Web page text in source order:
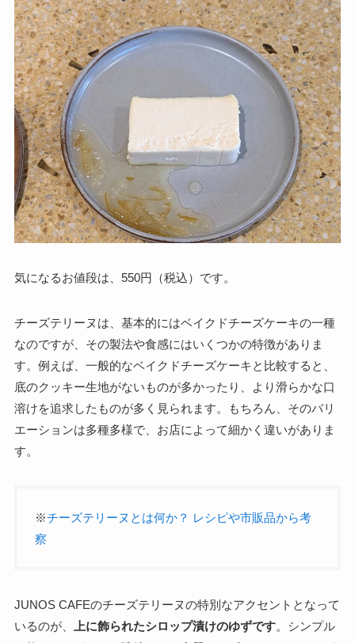
気になるお値段は、550円（税込）です。
チーズテリーヌは、基本的にはベイクドチーズケーキの一種
なのですが、その製法や食感にはいくつかの特徴がありま
す。例えば、一般的なベイクドチーズケーキと比較すると、
底のクッキー生地がないものが多かったり、より滑らかな口
溶けを追求したものが多く見られます。もちろん、そのバリ
エーションは多種多様で、お店によって細かく違いがありま
す。
※チーズテリーヌとは何か？ レシピや市販品から考
察
JUNOS CAFEのチーズテリーヌの特別なアクセントとなって
いるのが、
上に飾られたシロップ漬けのゆずです。シンプル